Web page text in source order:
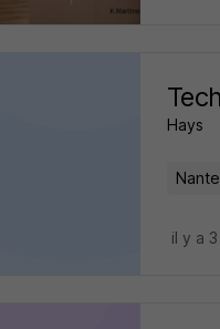
Hays
il y a